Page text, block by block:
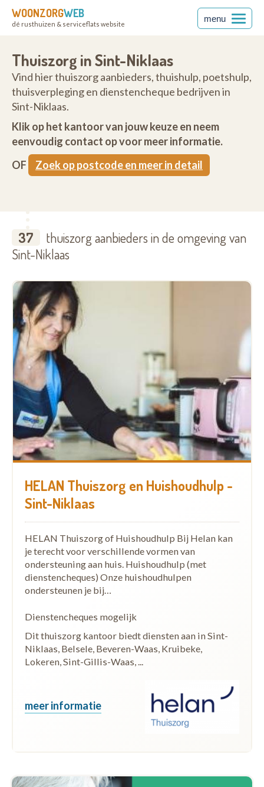
WOONZORGWEB
dé rusthuizen & serviceflats website
menu
Thuiszorg in Sint-Niklaas
Vind hier thuiszorg aanbieders, thuishulp, poetshulp,
thuisverpleging en dienstencheque bedrijven in
Sint-Niklaas.
Klik op het kantoor van jouw keuze en neem
eenvoudig contact op voor meer informatie.
OF
Zoek op postcode en meer in detail
37
thuiszorg aanbieders in de omgeving van
Sint-Niklaas
HELAN Thuiszorg en Huishoudhulp -
Sint-Niklaas
HELAN Thuiszorg of Huishoudhulp Bij Helan kan
je terecht voor verschillende vormen van
ondersteuning aan huis. Huishoudhulp (met
dienstencheques) Onze huishoudhulpen
ondersteunen je bij…
Dienstencheques mogelijk
Dit thuiszorg kantoor biedt diensten aan in Sint-
Niklaas, Belsele, Beveren-Waas, Kruibeke,
Lokeren, Sint-Gillis-Waas, ...
meer informatie